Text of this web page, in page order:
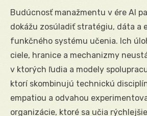
Budúcnosť manažmentu v ére AI
dokážu zosúladiť stratégiu, dáta a
funkčného systému učenia. Ich
ciele, hranice a mechanizmy
v ktorých ľudia a modely
ktorí skombinujú technickú
empatiou a odvahou
organizácie, ktoré sa učia